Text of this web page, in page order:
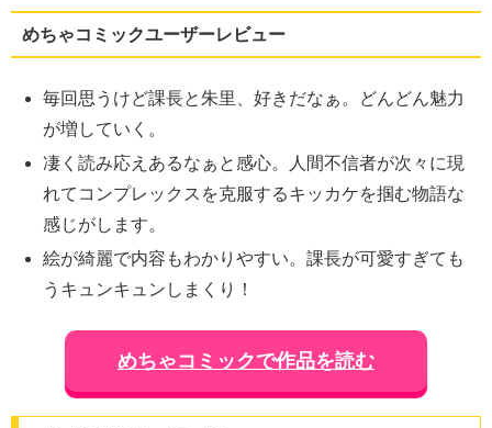
めちゃコミックユーザーレビュー
毎回思うけど課長と朱里、好きだなぁ。どんどん魅力
が増していく。
凄く読み応えあるなぁと感心。人間不信者が次々に現
れてコンプレックスを克服するキッカケを掴む物語な
感じがします。
絵が綺麗で内容もわかりやすい。課長が可愛すぎても
うキュンキュンしまくり！
めちゃコミックで作品を読む